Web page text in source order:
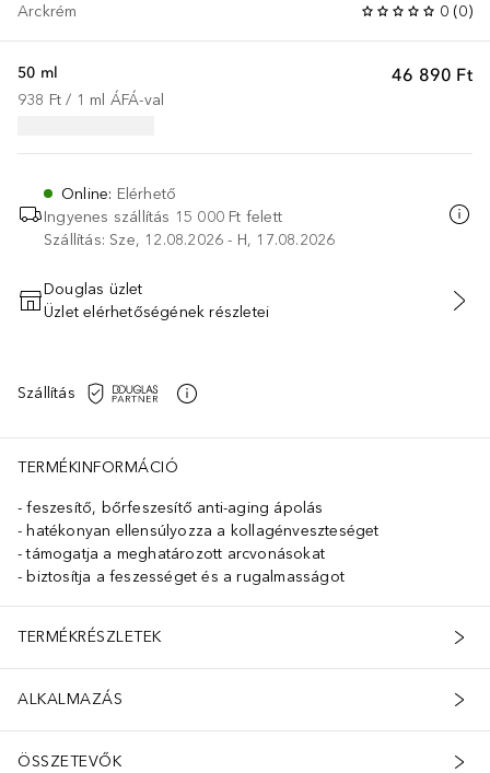
Arckrém 0 (0)
46 890 Ft
50 ml
938 Ft / 1 ml ÁFÁ-val
Online: Elérhető
Ingyenes szállítás 15 000 Ft felett
Szállítás: Sze, 12.08.2026 - H, 17.08.2026
KOSÁRBA HELYEZÉS
Douglas üzlet
Üzlet elérhetőségének részletei
Szállítás
TERMÉKINFORMÁCIÓ
feszesítő, bőrfeszesítő anti-aging ápolás
hatékonyan ellensúlyozza a kollagénveszteséget
támogatja a meghatározott arcvonásokat
biztosítja a feszességet és a rugalmasságot
TERMÉKRÉSZLETEK
ALKALMAZÁS
ÖSSZETEVŐK